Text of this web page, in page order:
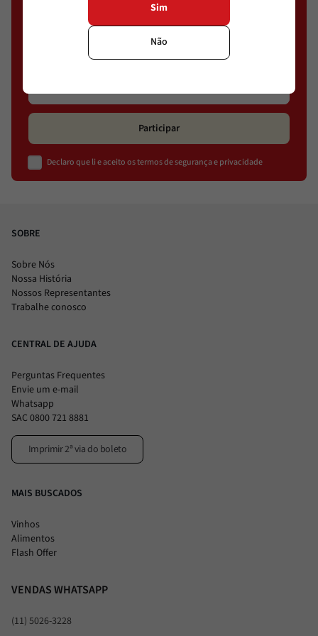
Cadastre-se e conheça ofertas exclusivas
Participar
Declaro que li e aceito os termos de segurança e privacidade
SOBRE
Sobre Nós
Nossa História
Nossos Representantes
Trabalhe conosco
CENTRAL DE AJUDA
Perguntas Frequentes
Envie um e-mail
Whatsapp
SAC 0800 721 8881
Imprimir 2ª via do boleto
MAIS BUSCADOS
Vinhos
Alimentos
Flash Offer
VENDAS WHATSAPP
(11) 5026-3228
Sim
Não